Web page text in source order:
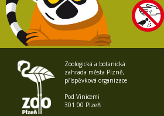
Zoologická a botanická
zahrada města Plzně,
příspěvková organizace
Pod Vinicemi
301 00 Plzeň